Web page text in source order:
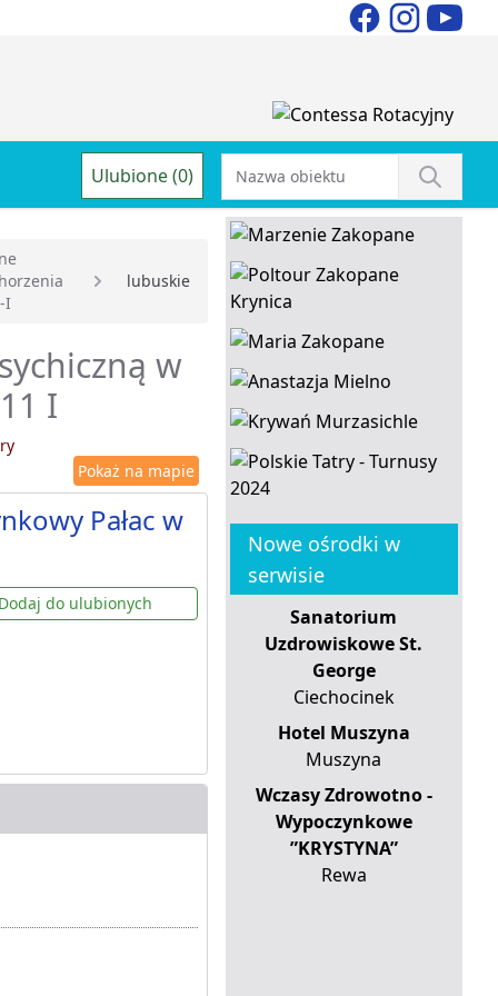
Ulubione (0)
I
lubuskie
w
I
Pokaż na mapie
Pałac w
Dodaj do ulubionych
Nowe ośrodki w
serwisie
Sanatorium
Uzdrowiskowe St.
George
Ciechocinek
Hotel Muszyna
Muszyna
Wczasy Zdrowotno -
Wypoczynkowe
”KRYSTYNA”
Rewa